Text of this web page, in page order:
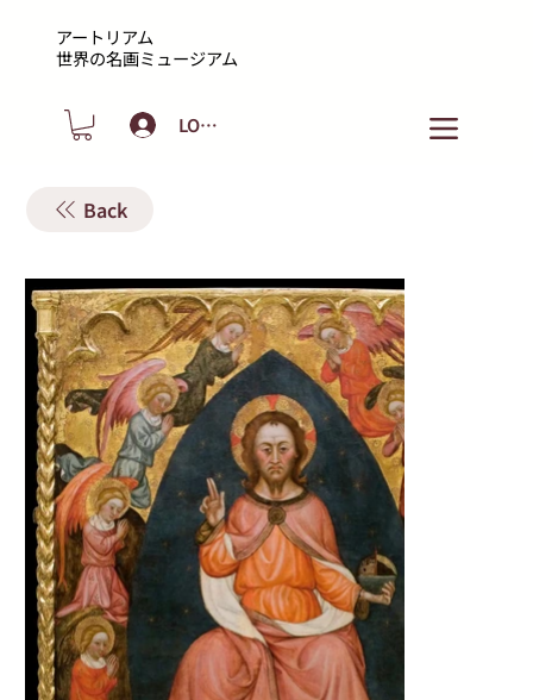
アートリアム
​世界の名画ミュージアム
LOGIN
Back